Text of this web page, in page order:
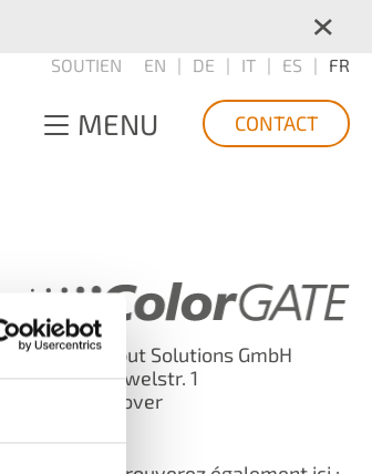
×
SOUTIEN EN DE IT ES FR
MENU CONTACT
Digital Output Solutions GmbH
Grosse Duewelstr. 1
30171 Hannover